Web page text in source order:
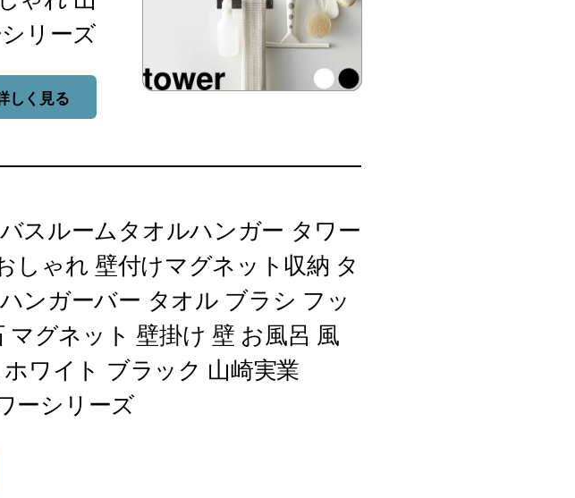
リーズ
しく見る
バスルームタオルハンガー タワー
しゃれ 壁付けマグネット収納 タ
ンガーバー タオル ブラシ フッ
マグネット 壁掛け 壁 お風呂 風
ワイト ブラック 山崎実業
ーシリーズ